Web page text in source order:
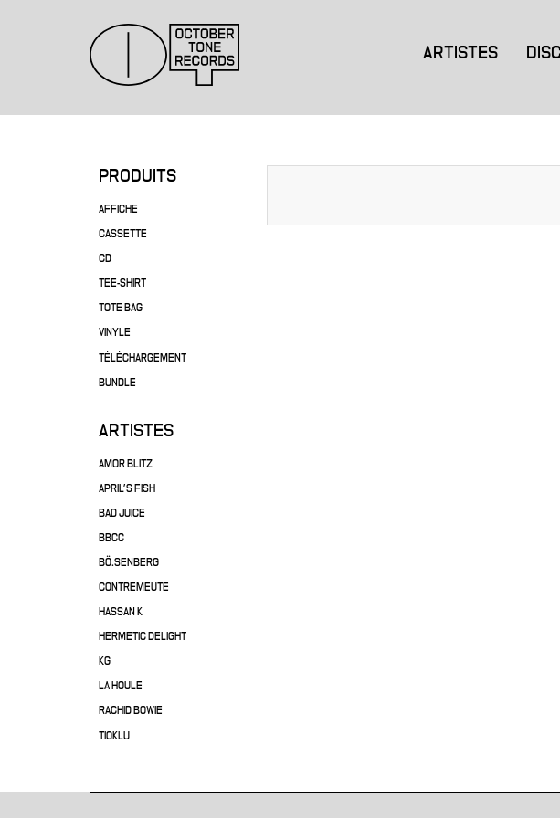
ARTISTES
PRODUITS
AFFICHE
CASSETTE
CD
TEE-SHIRT
TOTE BAG
VINYLE
TÉLÉCHARGEMENT
BUNDLE
ARTISTES
AMOR BLITZ
APRIL'S FISH
BAD JUICE
BBCC
BÖ.SENBERG
CONTREMEUTE
HASSAN K
HERMETIC DELIGHT
KG
LA HOULE
RACHID BOWIE
TIOKLU